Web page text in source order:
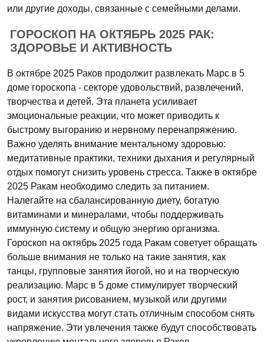
или другие доходы, связанные с семейными делами.
ГОРОСКОП НА ОКТЯБРЬ 2025 РАК:
ЗДОРОВЬЕ И АКТИВНОСТЬ
В октябре 2025 Раков продолжит развлекать Марс в 5
доме гороскопа - секторе удовольствий, развлечений,
творчества и детей. Эта планета усиливает
эмоциональные реакции, что может приводить к
быстрому выгоранию и нервному перенапряжению.
Важно уделять внимание ментальному здоровью:
медитативные практики, техники дыхания и регулярный
отдых помогут снизить уровень стресса. Также в октябре
2025 Ракам необходимо следить за питанием.
Налегайте на сбалансированную диету, богатую
витаминами и минералами, чтобы поддерживать
иммунную систему и общую энергию организма.
Гороскоп на октябрь 2025 года Ракам советует обращать
больше внимания не только на такие занятия, как
танцы, групповые занятия йогой, но и на творческую
реализацию. Марс в 5 доме стимулирует творческий
рост, и занятия рисованием, музыкой или другими
видами искусства могут стать отличным способом снять
напряжение. Эти увлечения также будут способствовать